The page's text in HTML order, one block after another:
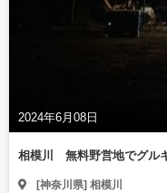
2024年6月08日
相模川 無料野営地でグル
[神奈川県] 相模川